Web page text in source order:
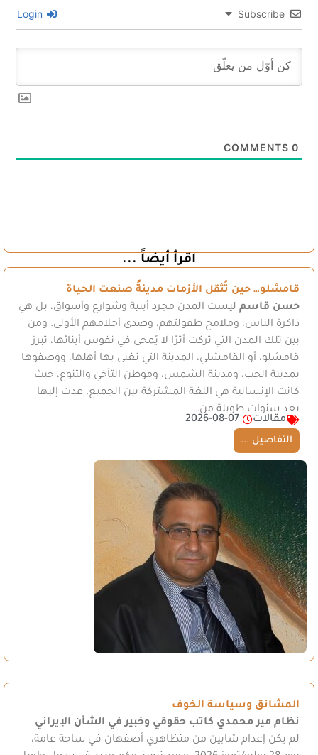
Subscribe
0
اقرأ أيضاً ...
قامشلو… حين تُثقل الأزمات مدينةً صنعت الحياة
حسن قاسم ليست المدن مجرد أبنية وشوارع وأسواق، بل هي
ذاكرة الناس، وملامح طفولتهم، وصدى أحلامهم الأولى. ومن
بين تلك المدن التي تركت أثرًا لا يُمحى في نفوس أبنائها، تبرز
قامشلو، أو القامشلي، المدينة التي تغنى بها أهلها، ووصفوها
بمدينة الحب، ومدينة الشمس، وموطن التآخي والتنوع، حيث
كانت الإنسانية هي اللغة المشتركة بين الجميع. عدت إليها
بعد سنوات طويلة من…
مقالات
2026-08-07
التفاصيل ...
المشانق وسياسة الخوف
نظام مير محمدي كاتب حقوقي وخبير في الشأن الإيراني
لم يكن إعدام شابين من متظاهري أصفهان في ساحة عامة،